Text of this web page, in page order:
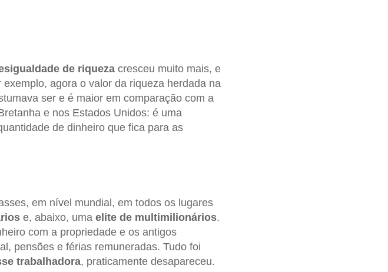
de riquezacresceu muito mais, e
exemplo, agora o valor da riqueza herdada na
ser e é maior em comparação com a
e nos Estados Unidos: é uma
de dinheiro que fica para as
em nível mundial, em todos os lugares
e, abaixo, uma elite de multimilionários.
com a propriedade e os antigos
pensões e férias remuneradas. Tudo foi
trabalhadora, praticamente desapareceu.